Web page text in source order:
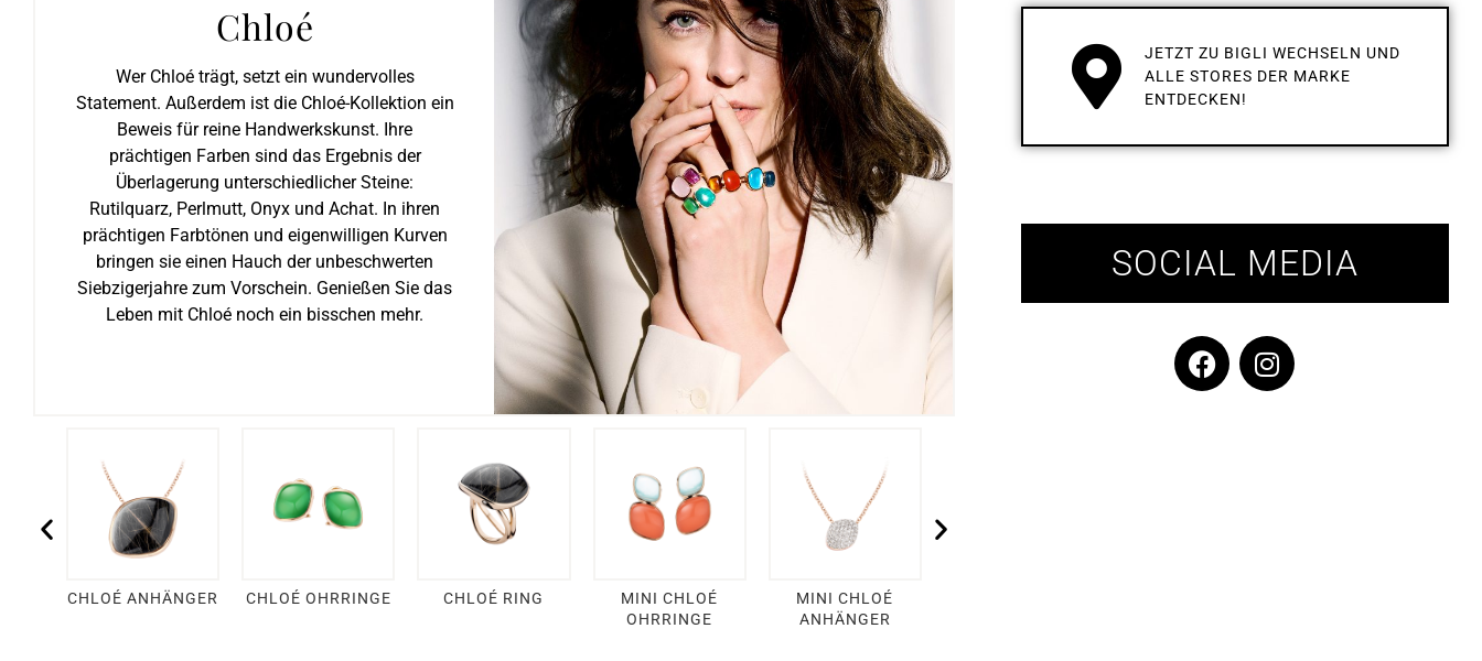
Chloé
Wer Chloé trägt, setzt ein wundervolles
Statement. Außerdem ist die Chloé-Kollektion ein
Beweis für reine Handwerkskunst. Ihre
prächtigen Farben sind das Ergebnis der
Überlagerung unterschiedlicher Steine:
Rutilquarz, Perlmutt, Onyx und Achat. In ihren
prächtigen Farbtönen und eigenwilligen Kurven
bringen sie einen Hauch der unbeschwerten
Siebzigerjahre zum Vorschein. Genießen Sie das
Leben mit Chloé noch ein bisschen mehr.
CHLOÉ ANHÄNGER CHLOÉ OHRRINGE CHLOÉ RING
MINI CHLOÉ
OHRRINGE
MINI CHLOÉ
ANHÄNGER
JETZT ZU BIGLI WECHSELN UND
ALLE STORES DER MARKE
ENTDECKEN!
SOCIAL MEDIA